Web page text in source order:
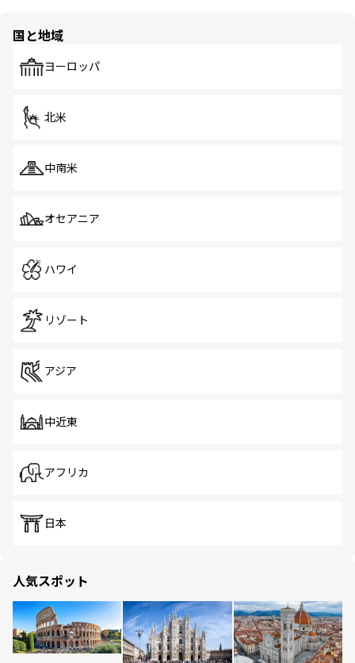
国と地域
ヨーロッパ
北米
中南米
オセアニア
ハワイ
リゾート
アジア
中近東
アフリカ
日本
人気スポット